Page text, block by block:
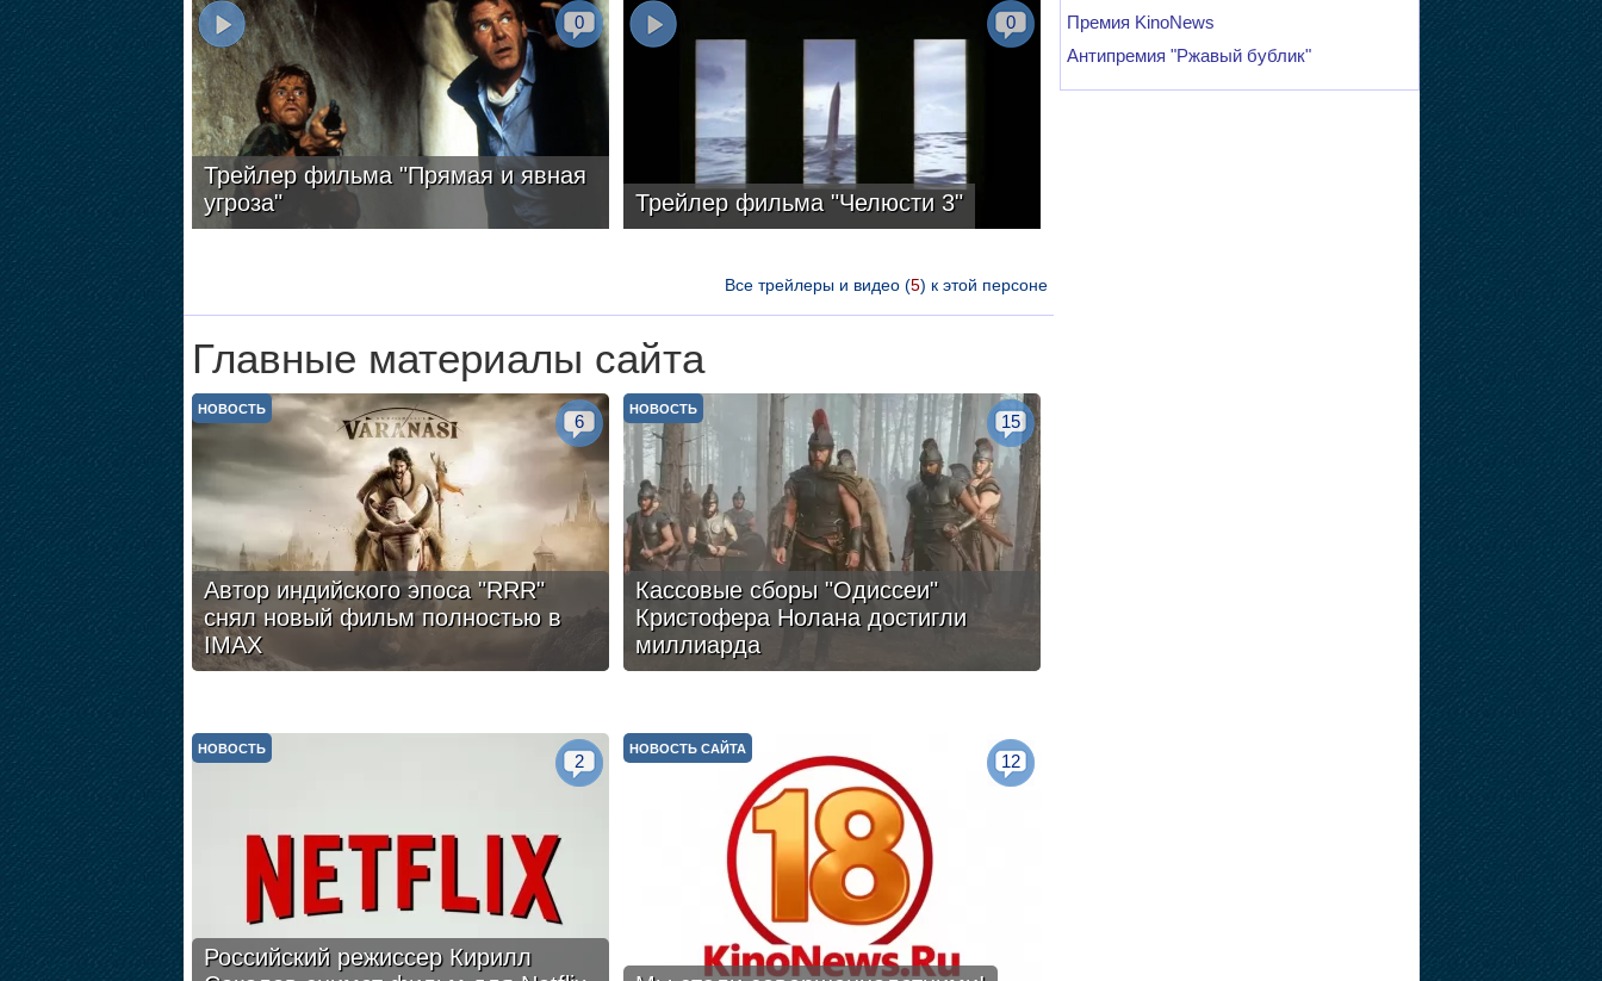
Трейлер фильма "Прямая и явная
угроза"
0
Трейлер фильма "Челюсти 3"
0
Все трейлеры и видео (5) к этой персоне
Главные материалы сайта
Автор индийского эпоса "RRR"
снял новый фильм полностью в
IMAX
НОВОСТЬ
6
Кассовые сборы "Одиссеи"
Кристофера Нолана достигли
миллиарда
НОВОСТЬ
15
Российский режиссер Кирилл
НОВОСТЬ
2
НОВОСТЬ САЙТА
12
Премия KinoNews
Антипремия "Ржавый бублик"